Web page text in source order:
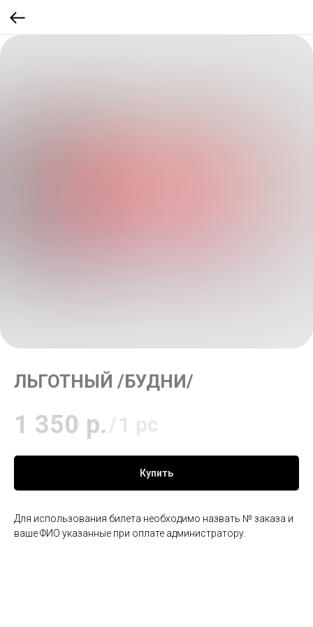
ЛЬГОТНЫЙ /БУДНИ/
1 350 р.
Купить
Для использования билета необходимо назвать № заказа и
ваше ФИО указанные при оплате администратору.